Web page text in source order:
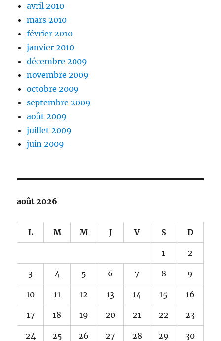
avril 2010
mars 2010
février 2010
janvier 2010
décembre 2009
novembre 2009
octobre 2009
septembre 2009
août 2009
juillet 2009
juin 2009
août 2026
L M M J V S D
1 2
3 4 5 6 7 8 9
10 11 12 13 14 15 16
17 18 19 20 21 22 23
24 25 26 27 28 29 30